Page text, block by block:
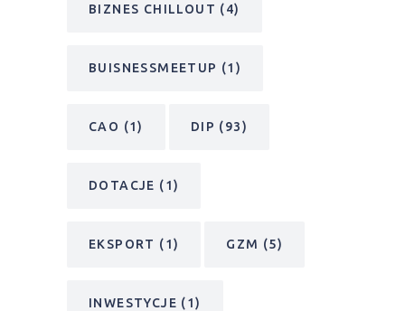
BIZNES CHILLOUT (4)
BUISNESSMEETUP (1)
CAO (1) DIP (93)
DOTACJE (1)
EKSPORT (1) GZM (5)
INWESTYCJE (1)